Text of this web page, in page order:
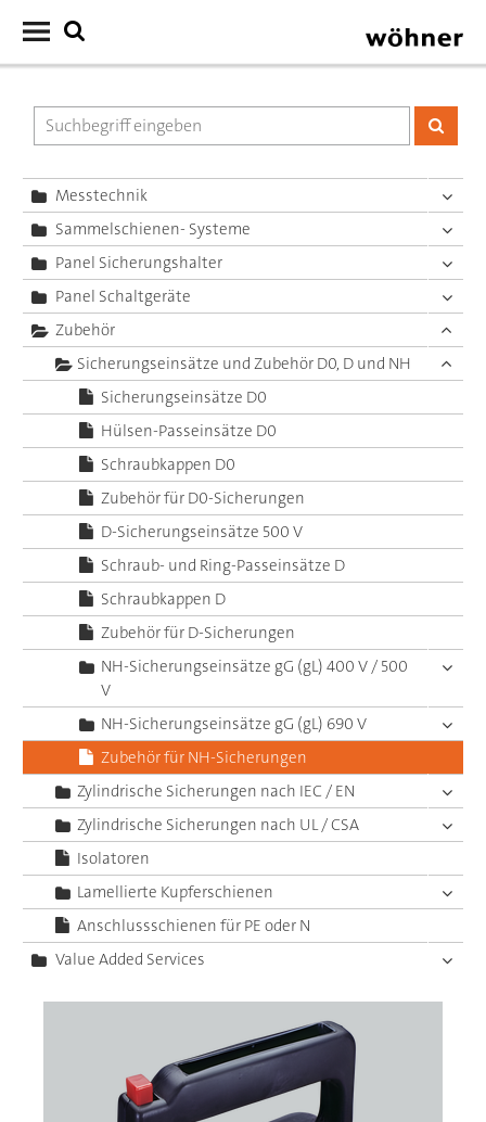
Messtechnik
Sammelschienen- Systeme
Panel Sicherungshalter
Panel Schaltgeräte
Zubehör
Sicherungseinsätze und Zubehör D0, D und NH
Sicherungseinsätze D0
Hülsen-Passeinsätze D0
Schraubkappen D0
Zubehör für D0-Sicherungen
D-Sicherungseinsätze 500 V
Schraub- und Ring-Passeinsätze D
Schraubkappen D
Zubehör für D-Sicherungen
NH-Sicherungseinsätze gG (gL) 400 V / 500
V
NH-Sicherungseinsätze gG (gL) 690 V
Zubehör für NH-Sicherungen
Zylindrische Sicherungen nach IEC / EN
Zylindrische Sicherungen nach UL / CSA
Isolatoren
Lamellierte Kupferschienen
Anschlussschienen für PE oder N
Value Added Services